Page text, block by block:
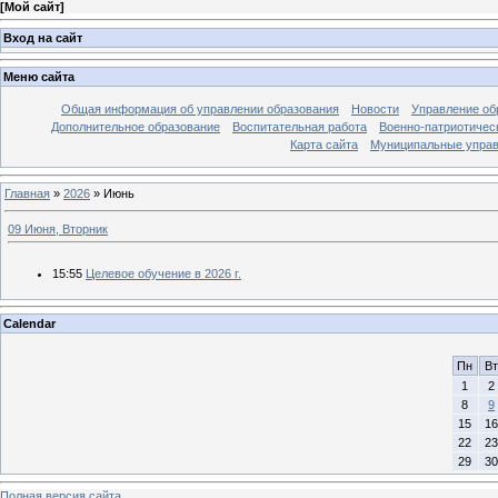
[Мой сайт]
Вход на сайт
Меню сайта
Общая информация об управлении образования Новости
Управление
Дополнительное образование
Воспитательная работа
Военно-
Карта сайта
Муниципальные
Главная » 2026 » Июнь
09 Июня, Вторник
15:55 Целевое обучение в 2026 г.
Calendar
Пн
Вт
1
2
8
9
15
16
22
23
29
30